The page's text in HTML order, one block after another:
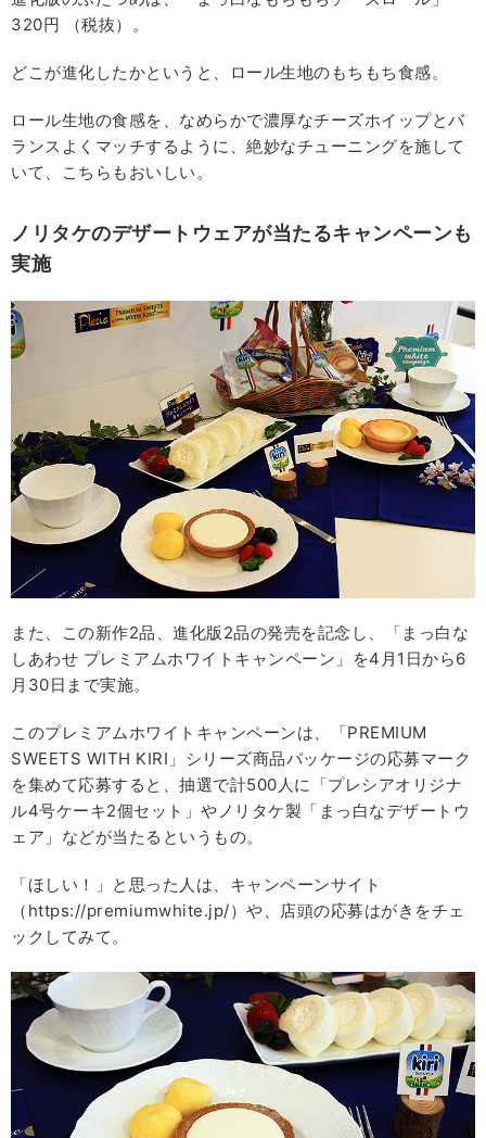
320円 （税抜）。
どこが進化したかというと、ロール生地のもちもち食感。
ロール生地の食感を、なめらかで濃厚なチーズホイップとバ
ランスよくマッチするように、絶妙なチューニングを施して
いて、こちらもおいしい。
ノリタケのデザートウェアが当たるキャンペーンも
実施
また、この新作2品、進化版2品の発売を記念し、「まっ白な
しあわせ プレミアムホワイトキャンペーン」を4月1日から6
月30日まで実施。
このプレミアムホワイトキャンペーンは、「PREMIUM
SWEETS WITH KIRI」シリーズ商品パッケージの応募マーク
を集めて応募すると、抽選で計500人に「プレシアオリジナ
ル4号ケーキ2個セット」やノリタケ製「まっ白なデザートウ
ェア」などが当たるというもの。
「ほしい！」と思った人は、キャンペーンサイト
（https://premiumwhite.jp/）や、店頭の応募はがきをチェ
ックしてみて。